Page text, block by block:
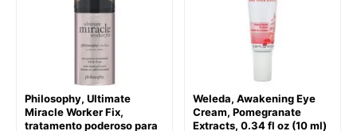
Philosophy, Ultimate
Miracle Worker Fix,
tratamento poderoso para
Weleda, Awakening Eye
Cream, Pomegranate
Extracts, 0.34 fl oz (10 ml)